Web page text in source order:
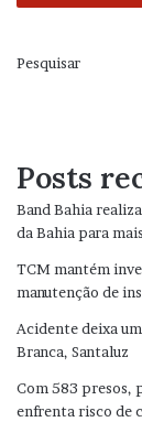
Pesquisar
Posts
Band Bahia
da Bahia para
TCM mantém
manutenção de
Acidente deixa
Branca, Santaluz
Com 583 presos,
enfrenta risco de